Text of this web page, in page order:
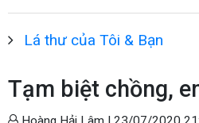
Lá thư của Tôi & Bạn
Tạm biệt chồng,